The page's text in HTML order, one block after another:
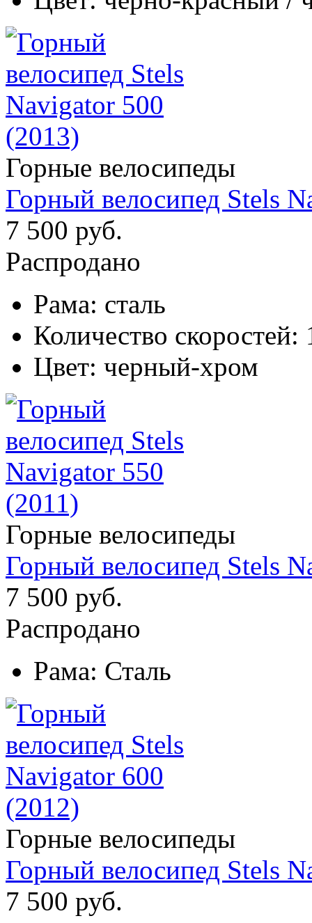
Горные велосипеды
Горный велосипед Stels
7 500 руб.
Распродано
Рама: сталь
Количество скоростей:
Цвет: черный-хром
Горные велосипеды
Горный велосипед Stels
7 500 руб.
Распродано
Рама: Сталь
Горные велосипеды
Горный велосипед Stels
7 500 руб.